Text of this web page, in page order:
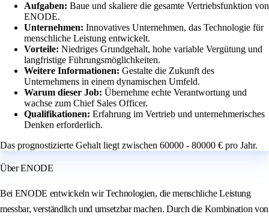
Aufgaben: Baue und skaliere die gesamte Vertriebsfunktion von
ENODE.
Unternehmen: Innovatives Unternehmen, das Technologie für
menschliche Leistung entwickelt.
Vorteile: Niedriges Grundgehalt, hohe variable Vergütung und
langfristige Führungsmöglichkeiten.
Weitere Informationen: Gestalte die Zukunft des
Unternehmens in einem dynamischen Umfeld.
Warum dieser Job: Übernehme echte Verantwortung und
wachse zum Chief Sales Officer.
Qualifikationen: Erfahrung im Vertrieb und unternehmerisches
Denken erforderlich.
Das prognostizierte Gehalt liegt zwischen 60000 - 80000 € pro Jahr.
Über ENODE
Bei ENODE entwickeln wir Technologien, die menschliche Leistung
messbar, verständlich und umsetzbar machen. Durch die Kombination von